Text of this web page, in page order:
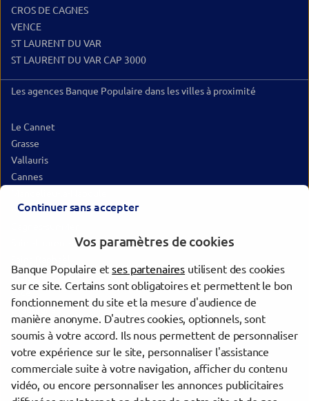
CROS DE CAGNES
VENCE
ST LAURENT DU VAR
ST LAURENT DU VAR CAP 3000
Les agences Banque Populaire dans les villes à proximité
Le Cannet
Grasse
Vallauris
Cannes
Antibes
Saint-Laurent-du-Var
Fréjus
Nice
Draguignan
Menton
Trouver une agence Banque Populaire
Alpes-Maritimes
Continuer sans accepter
Vos paramètres de cookies
Banque Populaire etses partenaires utilisent des cookies
sur ce site. Certains sont obligatoires et permettent le bon
fonctionnement du site et la mesure d'audience de
manière anonyme. D'autres cookies, optionnels, sont
soumis à votre accord. Ils nous permettent de personnaliser
votre expérience sur le site, personnaliser l'assistance
commerciale suite à votre navigation, afficher du contenu
vidéo, ou encore personnaliser les annonces publicitaires